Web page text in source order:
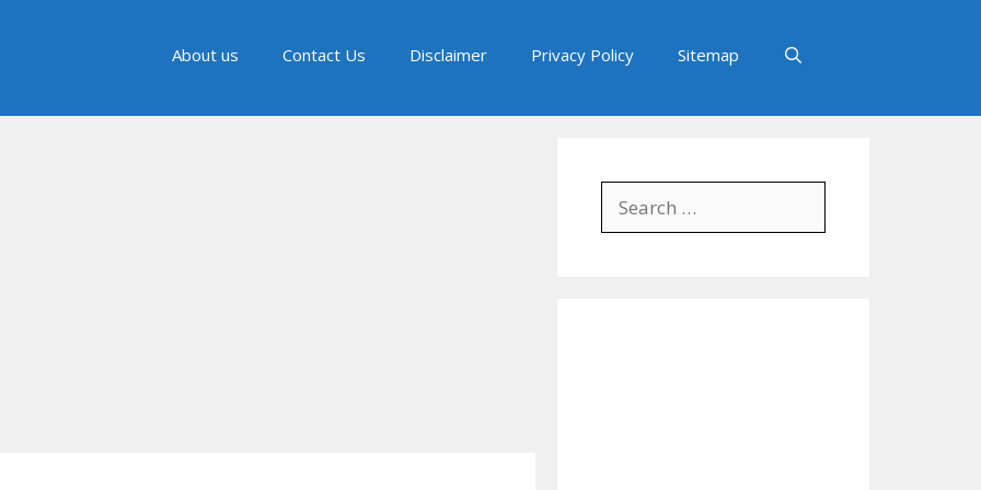
About us Contact Us Disclaimer Privacy Policy Sitemap
Search
for: